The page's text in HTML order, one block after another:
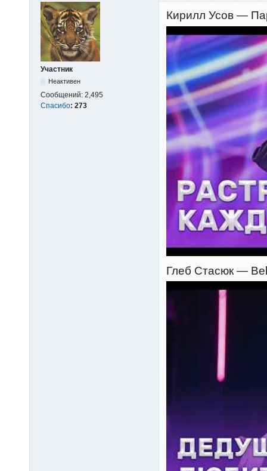
Участник
Неактивен
Сообщений: 2,495
Спасибо: 273
Кирилл Усов —
Глеб Стасюк —